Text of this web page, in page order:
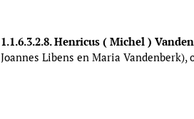
1.1.6.3.2.8. Henricus ( Michel )
Joannes Libens en Maria